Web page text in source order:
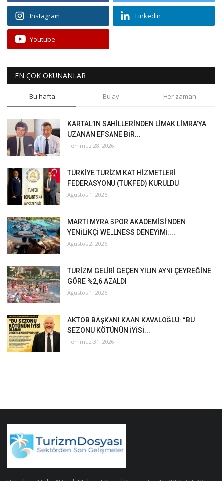
Instagram Linkedin
Youtube
EN ÇOK OKUNANLAR
Bu hafta Bu ay Her zaman
KARTAL’IN SAHİLLERİNDEN LİMAK LİMRA’YA
UZANAN EFSANE BİR...
Temmuz 28, 2026
TÜRKİYE TURİZM KAT HİZMETLERİ
FEDERASYONU (TUKFED) KURULDU
Ağustos 1, 2026
MARTI MYRA SPOR AKADEMİSİ’NDEN
YENİLİKÇİ WELLNESS DENEYİMİ:...
Ağustos 2, 2026
TURİZM GELİRİ GEÇEN YILIN AYNI ÇEYREĞİNE
GÖRE %2,6 AZALDI
Ağustos 1, 2026
AKTOB BAŞKANI KAAN KAVALOĞLU: “BU
SEZONU KÖTÜNÜN İYİSİ...
Temmuz 31, 2026